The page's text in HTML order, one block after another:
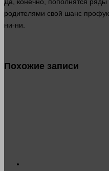
родителями свой шанс
ни-ни.
Похожие записи